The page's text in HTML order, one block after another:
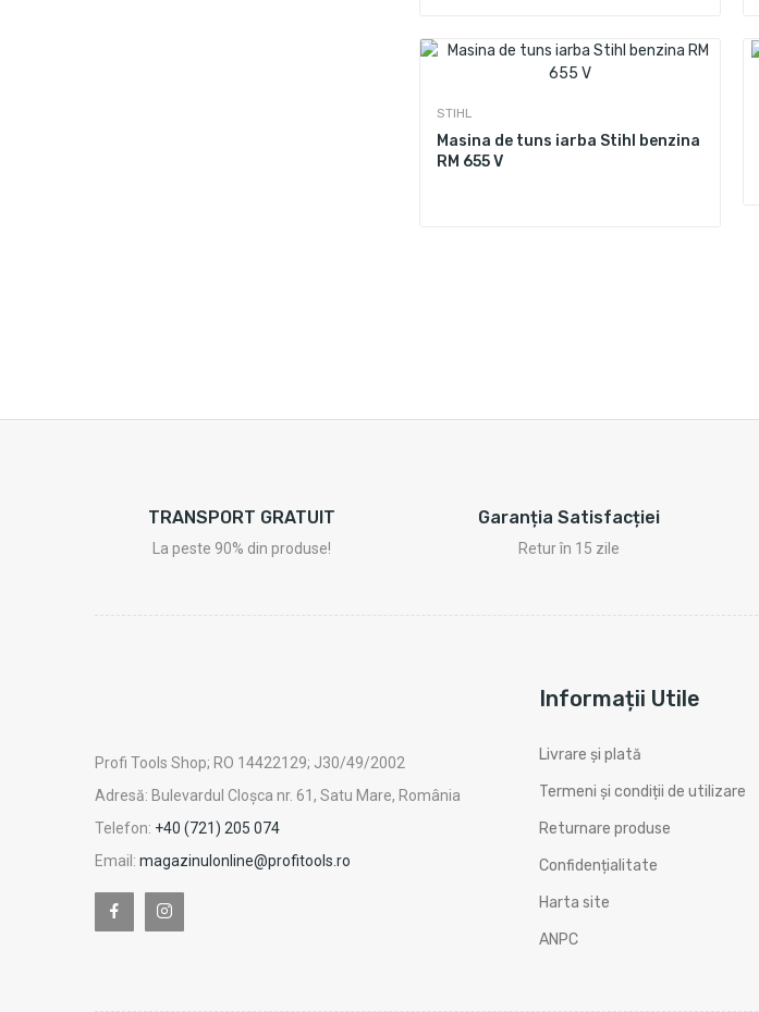
STIHL
Masina de tuns iarba Stihl benzina
RM 655 V
TRANSPORT GRATUIT
La peste 90% din produse!
Garanția Satisfacției
Retur în 15 zile
Profi Tools Shop; RO 14422129; J30/49/2002
Adresă: Bulevardul Cloșca nr. 61, Satu Mare, România
Telefon: +40 (721) 205 074
Email: magazinulonline@profitools.ro
Informații Utile
Livrare și plată
Termeni și condiții de utilizare
Returnare produse
Confidențialitate
Harta site
ANPC